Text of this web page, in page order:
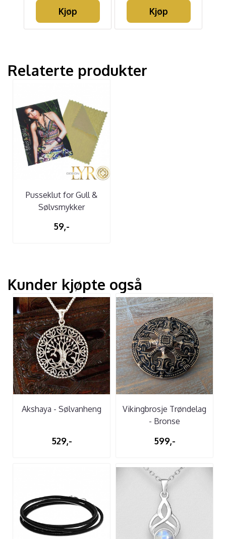
Kjøp Kjøp
Relaterte produkter
Pusseklut for Gull &
Sølvsmykker
59,-
Kunder kjøpte også
Akshaya - Sølvanheng
529,-
Vikingbrosje Trøndelag
- Bronse
599,-